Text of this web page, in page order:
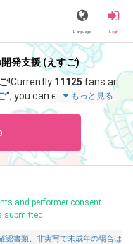
Language Login
発支援 (えすご)
!Currently 11125 fans ar
", you can enjoy special c
ス固定化「なし」・月額
もっと見る
and performer consent
submitted
認書類、非実写で未成年の場合は